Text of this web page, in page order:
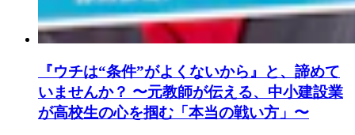
『ウチは“条件”がよくないから』と、諦めて
いませんか？ 〜元教師が伝える、中小建設業
が高校生の心を掴む「本当の戦い方」〜